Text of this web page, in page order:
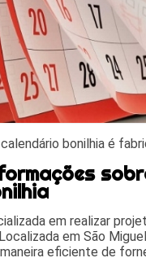
bonilhia é
em realizar
em São
eficiente de